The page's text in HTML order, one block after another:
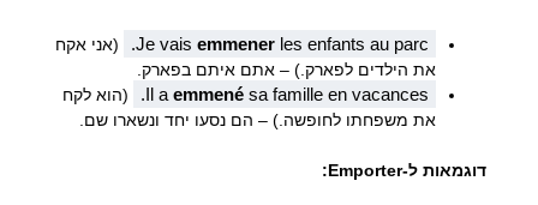
Je vaisemmener les enfants au parc.
(אני אקח
את הילדים לפארק.) – אתם איתם בפארק.
Il aemmené sa famille en vacances.
(הוא לקח
את משפחתו לחופשה.) – הם נסעו יחד ונשארו שם.
דוגמאות ל-Emporter: